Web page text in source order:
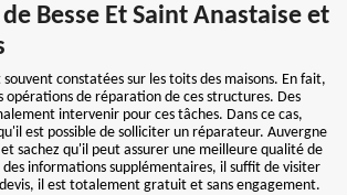
Besse Et Saint Anastaise et
constatées sur les toits des maisons. En fait,
opérations de réparation de ces structures. Des
intervenir pour ces tâches. Dans ce cas,
est possible de solliciter un réparateur. Auvergne
sachez qu'il peut assurer une meilleure qualité de
des informations supplémentaires, il suffit de visiter
il est totalement gratuit et sans engagement.